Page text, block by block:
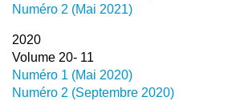
Numéro 2 (Mai 2021)
2020
Volume 20- 11
Numéro 1 (Mai 2020)
Numéro 2 (Septembre 2020)